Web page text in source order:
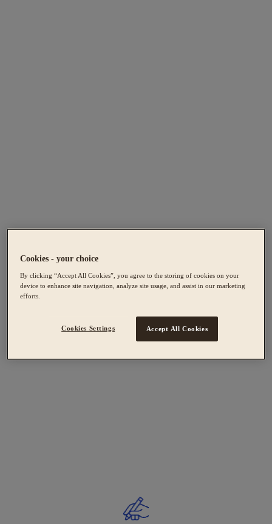
Cookies - your choice
By clicking “Accept All Cookies”, you agree to the storing of cookies on your
device to enhance site navigation, analyze site usage, and assist in our marketing
efforts.
Cookies Settings Accept All Cookies